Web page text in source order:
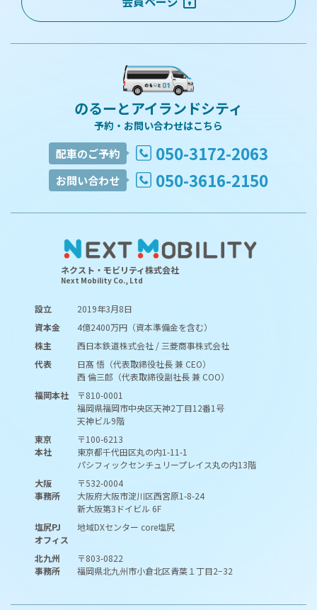
のるーとアイランドシティ
予約・お問い合わせはこちら
配車のご予約 050-3172-2063
お問い合わせ 050-3616-2150
ネクスト・モビリティ株式会社
Next Mobility Co., Ltd
設立
2019年3月8日
資本金
4億2400万円（資本準備金を含む）
株主
西日本鉄道株式会社 / 三菱商事株式会社
代表
日髙 悟（代表取締役社長 兼 CEO）
西 倫三郎（代表取締役副社長 兼 COO）
福岡本社
〒810-0001
福岡県福岡市中央区天神2丁目12番1号
天神ビル9階
東京
本社
〒100-6213
東京都千代田区丸の内1-11-1
パシフィックセンチュリープレイス丸の内13階
大阪
事務所
〒532-0004
大阪府大阪市淀川区西宮原1-8-24
新大阪第3ドイビル 6F
塩尻PJ
オフィス
地域DXセンター core塩尻
北九州
事務所
〒803-0822
福岡県北九州市小倉北区青葉１丁目2−32